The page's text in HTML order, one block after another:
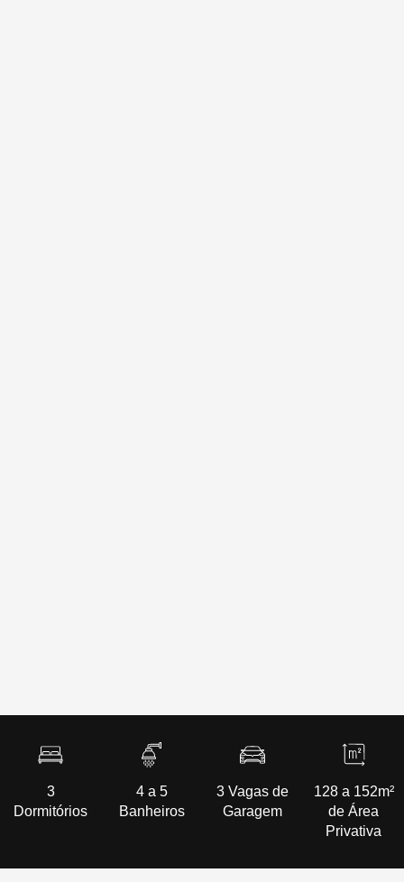
3
Dormitórios
4 a 5
Banheiros
3 Vagas de
Garagem
128 a 152m²
de Área
Privativa